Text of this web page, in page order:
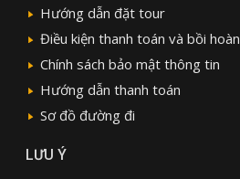
Hướng dẫn đặt tour
Điều kiện thanh toán và bồi hoàn
Chính sách bảo mật thông tin
Hướng dẫn thanh toán
Sơ đồ đường đi
LƯU Ý